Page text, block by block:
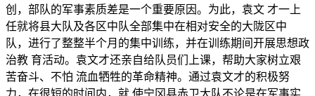
创，部队的军事素质差是一个重要原因。为此，袁文 才一上
任就将县大队及各区中队全部集中在相对安全的大陇区中
队，进行了整整半个月的集中训练，并在训练期间开展思想政
治教 育活动。袁文才还亲自给队员们上课，帮助大家树立艰
苦奋斗、不怕 流血牺牲的革命精神。通过袁文才的积极努